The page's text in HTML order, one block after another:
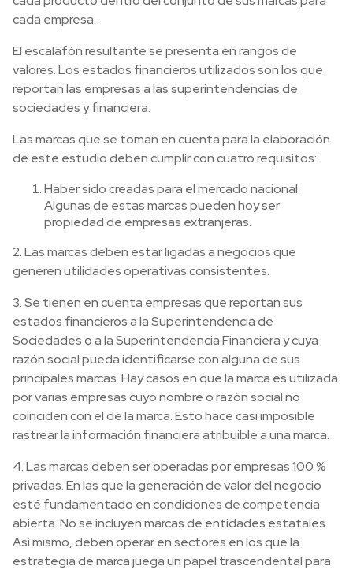
cada empresa.
El escalafón resultante se presenta en rangos de
valores. Los estados financieros utilizados son los que
reportan las empresas a las superintendencias de
sociedades y financiera.
Las marcas que se toman en cuenta para la elaboración
de este estudio deben cumplir con cuatro requisitos:
Haber sido creadas para el mercado nacional.
Algunas de estas marcas pueden hoy ser
propiedad de empresas extranjeras.
2. Las marcas deben estar ligadas a negocios que
generen utilidades operativas consistentes.
3. Se tienen en cuenta empresas que reportan sus
estados financieros a la Superintendencia de
Sociedades o a la Superintendencia Financiera y cuya
razón social pueda identificarse con alguna de sus
principales marcas. Hay casos en que la marca es utilizada
por varias empresas cuyo nombre o razón social no
coinciden con el de la marca. Esto hace casi imposible
rastrear la información financiera atribuible a una marca.
4. Las marcas deben ser operadas por empresas 100 %
privadas. En las que la generación de valor del negocio
esté fundamentado en condiciones de competencia
abierta. No se incluyen marcas de entidades estatales.
Así mismo, deben operar en sectores en los que la
estrategia de marca juega un papel trascendental para